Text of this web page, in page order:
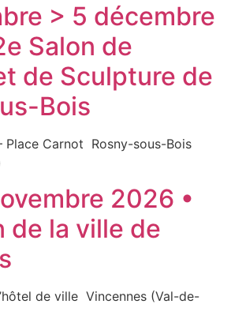
> 5 décembre
Salon de
de Sculpture de
Bois
Place Carnot Rosny-sous-Bois
2026 •
de la ville de
de ville Vincennes (Val-de-